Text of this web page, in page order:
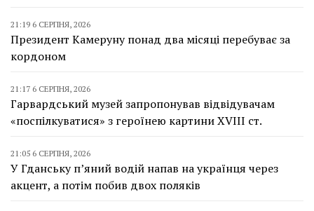
21:19 6 СЕРПНЯ, 2026
Президент Камеруну понад два місяці перебуває за
кордоном
21:17 6 СЕРПНЯ, 2026
Гарвардський музей запропонував відвідувачам
«поспілкуватися» з героїнею картини XVIII ст.
21:05 6 СЕРПНЯ, 2026
У Гданську п’яний водій напав на українця через
акцент, а потім побив двох поляків